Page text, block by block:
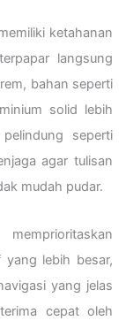
ketahanan
langsung
bahan seperti
solid lebih
seperti
agar tulisan
mudah pudar.
yang lebih besar,
yang jelas
cepat oleh